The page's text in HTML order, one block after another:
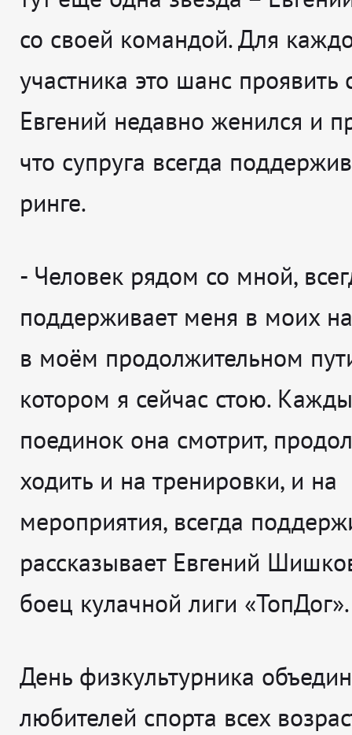
со своей командой. Для
участника это шанс проявить
Евгений недавно женился и
что супруга всегда
ринге.
- Человек рядом со мной,
поддерживает меня в моих
в моём продолжительном
котором я сейчас стою.
поединок она смотрит,
ходить и на тренировки, и на
мероприятия, всегда
рассказывает Евгений
боец кулачной лиги «ТопДог».
День физкультурника
любителей спорта всех